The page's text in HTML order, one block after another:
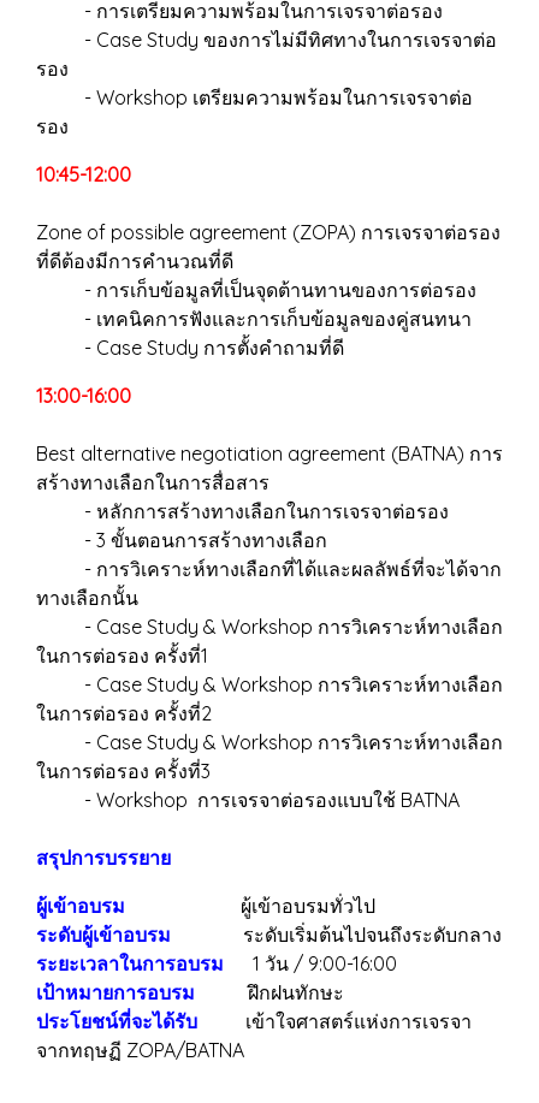
- การเตรียมความพร้อมในการเจรจาต่อรอง
- Case Study ของการไม่มีทิศทางในการเจรจาต่อ
รอง
- Workshop เตรียมความพร้อมในการเจรจาต่อ
รอง
10:45-12:00
Zone of possible agreement (ZOPA) การเจรจาต่อรอง
ที่ดีต้องมีการคำนวณที่ดี
- การเก็บข้อมูลที่เป็นจุดต้านทานของการต่อรอง
- เทคนิคการฟังและการเก็บข้อมูลของคู่สนทนา
- Case Study การตั้งคำถามที่ดี
13:00-16:00
Best alternative negotiation agreement (BATNA) การ
สร้างทางเลือกในการสื่อสาร
- หลักการสร้างทางเลือกในการเจรจาต่อรอง
- 3 ขั้นตอนการสร้างทางเลือก
- การวิเคราะห์ทางเลือกที่ได้และผลลัพธ์ที่จะได้จาก
ทางเลือกนั้น
- Case Study & Workshop การวิเคราะห์ทางเลือก
ในการต่อรอง ครั้งที่1
- Case Study & Workshop การวิเคราะห์ทางเลือก
ในการต่อรอง ครั้งที่2
- Case Study & Workshop การวิเคราะห์ทางเลือก
ในการต่อรอง ครั้งที่3
- Workshop การเจรจาต่อรองแบบใช้ BATNA
สรุปการบรรยาย
ผู้เข้าอบรม ผู้เข้าอบรมทั่วไป
ระดับผู้เข้าอบรม ระดับเริ่มต้นไปจนถึงระดับกลาง
ระยะเวลาในการอบรม 1 วัน / 9:00-16:00
เป้าหมายการอบรม ฝึกฝนทักษะ
ประโยชน์ที่จะได้รับ เข้าใจศาสตร์แห่งการเจรจา
จากทฤษฏี ZOPA/BATNA